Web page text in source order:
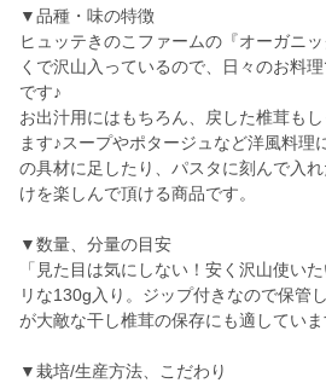
▼品種・味の特徴
ヒュッテきのこファームの『オーガニ
くで沢山入っているので、日々のお料
です♪
お出汁用にはもちろん、戻した椎茸も
ます♪スープやポタージュなど洋風料理
の具材に足したり、パスタに刻んで入
けを楽しんで頂ける商品です。
▼数量、分量の目安
「見た目は気にしない！安く沢山使い
リな130g入り。ジップ付きなので保管
が大敵な干し椎茸の保存にも適していま
▼栽培/生産方法、こだわり